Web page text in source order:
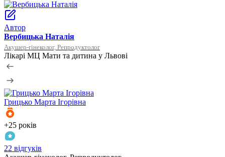
Автор
Вербицька Наталія
Акушер-гінеколог, Репродуктолог
Лікарі МЦ Мати та дитина у Львові
Грицько Марта Ігорівна
+25 років
22 відгуків